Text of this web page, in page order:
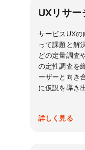
UXリサー
サービスUXの
って課題と解
どの定量調査
の定性調査を
ーザーと向き
に仮説を導き
詳しく見る